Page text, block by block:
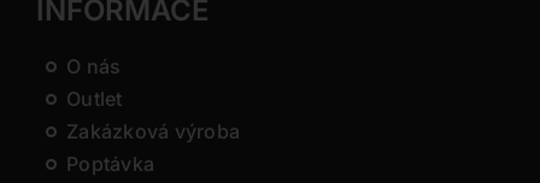
INFORMACE
O nás
Outlet
Zakázková výroba
Poptávka